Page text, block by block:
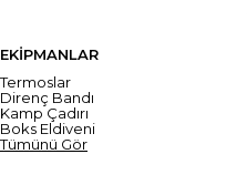
EKİPMANLAR
Termoslar
Direnç Bandı
Kamp Çadırı
Boks Eldiveni
Tümünü Gör